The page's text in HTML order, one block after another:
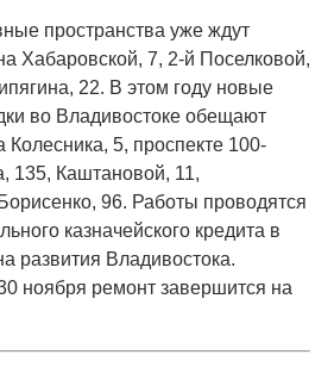
пространства уже ждут
Хабаровской, 7, 2-й Поселковой,
22. В этом году новые
во Владивостоке обещают
Колесника, 5, проспекте 100-
135, Каштановой, 11,
96. Работы проводятся
казначейского кредита в
развития Владивостока.
ноября ремонт завершится на